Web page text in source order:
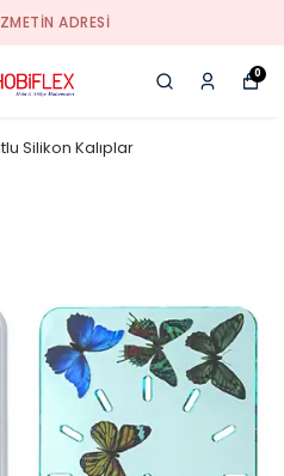
ADRESİ
0
Silikon Kalıplar